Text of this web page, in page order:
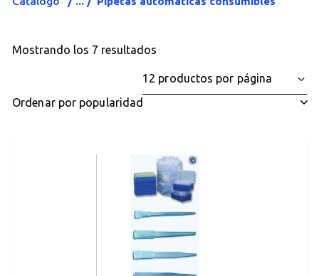
Mostrando los 7 resultados